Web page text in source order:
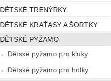
DĚTSKÉ TRENÝRKY
DĚTSKÉ KRAŤASY A ŠORTKY
DĚTSKÉ PYŽAMO
Dětské pyžamo pro kluky
Dětské pyžamo pro holky